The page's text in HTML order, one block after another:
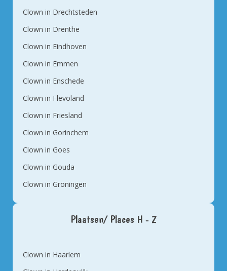
Clown in Drechtsteden
Clown in Drenthe
Clown in Eindhoven
Clown in Emmen
Clown in Enschede
Clown in Flevoland
Clown in Friesland
Clown in Gorinchem
Clown in Goes
Clown in Gouda
Clown in Groningen
Plaatsen/ Places H - Z
Clown in Haarlem